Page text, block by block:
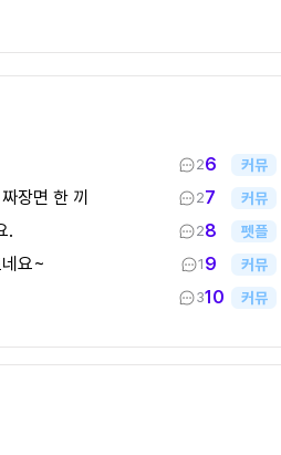
2
장면 한 끼 2
. 2
요~ 1
3
6 커뮤
7 커뮤
8 펫플
9 커뮤
10 커뮤